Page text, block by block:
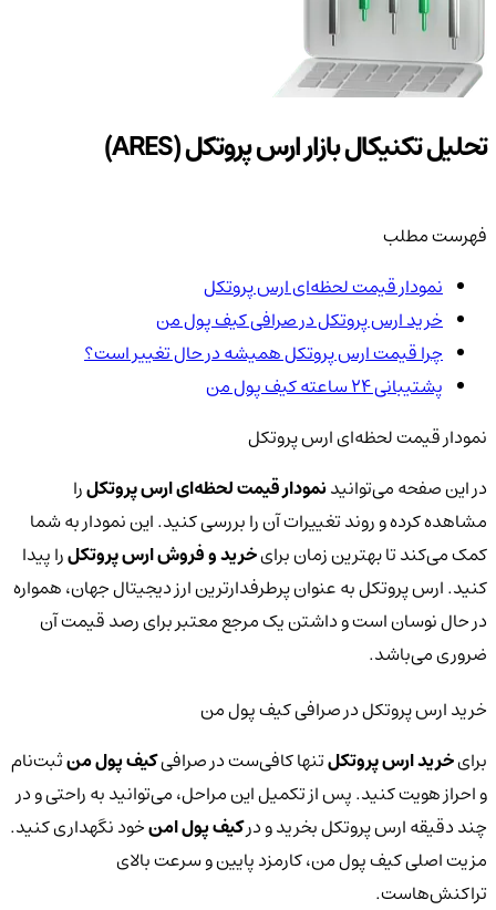
تحلیل تکنیکال بازار ارس پروتکل (ARES)
فهرست مطلب
نمودار قیمت لحظه‌ای ارس پروتکل
خرید ارس پروتکل در صرافی کیف پول من
چرا قیمت ارس پروتکل همیشه در حال تغییر است؟
پشتیبانی ۲۴ ساعته کیف پول من
نمودار قیمت لحظه‌ای ارس پروتکل
در این صفحه می‌توانیدنمودار قیمت لحظه‌ای ارس پروتکلرا
مشاهده کرده و روند تغییرات آن را بررسی کنید. این نمودار به شما
کمک می‌کند تا بهترین زمان برایخرید و فروش ارس پروتکلرا پیدا
کنید. ارس پروتکل به عنوان پرطرفدارترین ارز دیجیتال جهان، همواره
در حال نوسان است و داشتن یک مرجع معتبر برای رصد قیمت آن
ضروری می‌باشد.
خرید ارس پروتکل در صرافی کیف پول من
برایخرید ارس پروتکلتنها کافی‌ست در صرافیکیف پول منثبت‌نام
و احراز هویت کنید. پس از تکمیل این مراحل، می‌توانید به راحتی و در
چند دقیقه ارس پروتکل بخرید و درکیف پول امنخود نگهداری کنید.
مزیت اصلی کیف پول من، کارمزد پایین و سرعت بالای
تراکنش‌هاست.